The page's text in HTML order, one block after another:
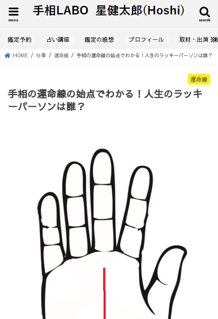
search
menu
鑑定予約 占い講座 鑑定の感想 プロフィール 取材・出演・
HOME 仕事 運命線 手相の運命線の始点でわかる！人生のラッキーパーソンは誰？
運命線
手相の運命線の始点でわかる！人生のラッキ
ーパーソンは誰？